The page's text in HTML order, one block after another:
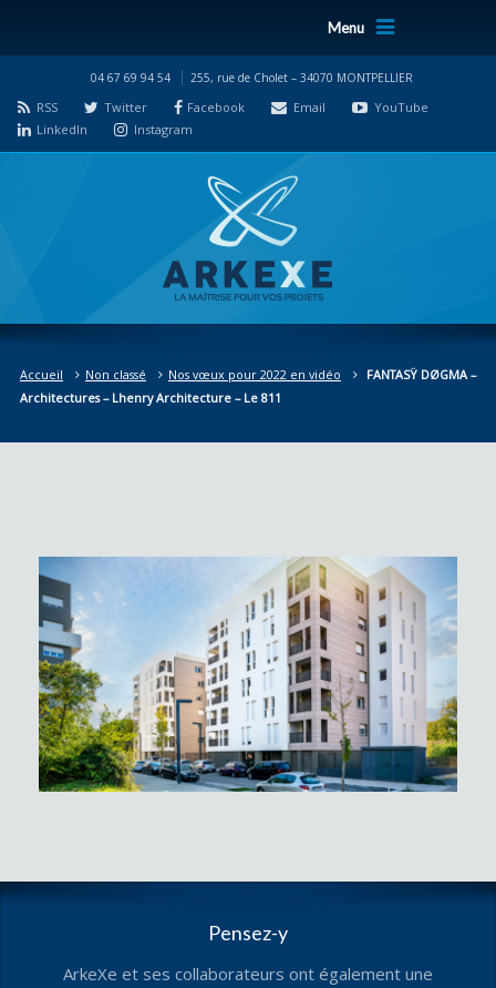
Menu
04 67 69 94 54 255, rue de Cholet – 34070 MONTPELLIER
RSS Twitter Facebook Email
YouTube
LinkedIn
Instagram
Accueil Non classé Nos vœux pour 2022 en vidéo
FANTASŸ DØGMA –
Architectures – Lhenry Architecture – Le 811
Pensez-y
ArkeXe et ses collaborateurs ont également une